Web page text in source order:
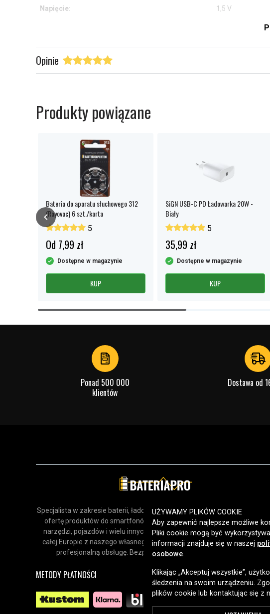
Napięcie: 1,5 V
Szerokość: 14,5 mm
Wysokość:
Opinie
Produkty powiązane
Bateria do aparatu słuchowego 312
(Rayovac) 6 szt./karta
5
Od 7,99 zł
Dostępne w magazynie
KUP
SiGN USB-C PD Ładowarka 20W -
Biały
5
35,99 zł
Dostępne w magazynie
KUP
Item
Ponad 500 000
klientów
Dostawa od
Specjalista w zakresie baterii, ładowarek i akcesoriów. Odkryj naszą
ofertę produktów do smartfonów, urządzeń gospodarstwa domowego,
narzędzi, pojazdów i wielu innych zastosowań. Dostarczamy klientom w
całej Europie z naszego własnego magazynu, oferując szybką dostawę i
profesjonalną obsługę. Bezpieczne zakupy online od 2006 roku.
METODY PŁATNOŚCI
UŻYWAMY PLIKÓW COOKIE
Aby zapewnić najlepsze możliwe
Pliki cookie mogą być
informacji znajduje się w naszej
osobowe.
Klikając „Akceptuj wszystkie”,
śledzenia na swoim urządzeniu.
plików cookie lub kontaktując się z